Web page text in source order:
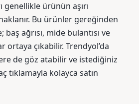
ürünün aşırı
Bu ürünler gereğinden
ağrısı, mide bulantısı ve
çıkabilir. Trendyol’da
de göz atabilir ve istediğiniz
tıklamayla kolayca satın